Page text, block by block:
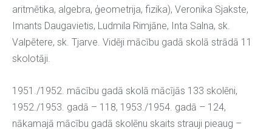
aritmētika, algebra, ģeometrija, fizika), Veronika Sjakste,
Imants Daugavietis, Ludmila Rimjāne, Inta Salna, sk.
Valpētere, sk. Tjarve. Vidēji mācību gadā skolā strādā 11
skolotāji.
1951./1952. mācību gadā skolā mācījās 133 skolēni,
1952./1953. gadā – 118, 1953./1954. gadā – 124,
nākamajā mācību gadā skolēnu skaits strauji pieaug –